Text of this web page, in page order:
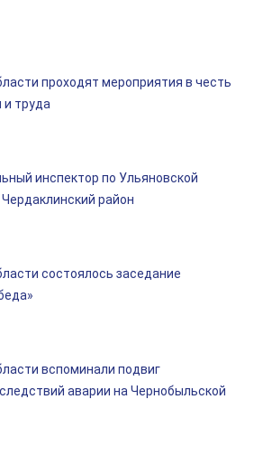
проходят мероприятия в честь
и труда
инспектор по Ульяновской
район
состоялось заседание
вспоминали подвиг
аварии на Чернобыльской